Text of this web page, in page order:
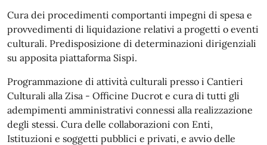
Cura dei procedimenti comportanti impegni di spesa e
provvedimenti di liquidazione relativi a progetti o eventi
culturali. Predisposizione di determinazioni dirigenziali
su apposita piattaforma Sispi.
Programmazione di attività culturali presso i Cantieri
Culturali alla Zisa - Officine Ducrot e cura di tutti gli
adempimenti amministrativi connessi alla realizzazione
degli stessi. Cura delle collaborazioni con Enti,
Istituzioni e soggetti pubblici e privati, e avvio delle